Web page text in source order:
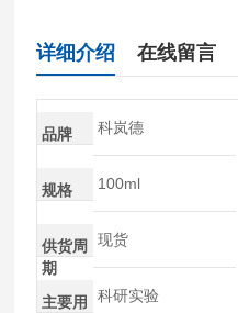
详细介绍 在线留言
品牌 科岚德
规格 100ml
供货周
期
现货
主要用
科研实验